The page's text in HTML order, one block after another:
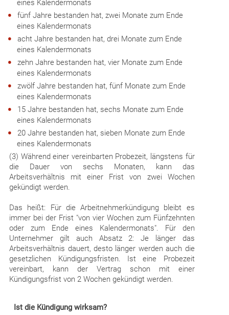
eines Kalendermonats
fünf Jahre bestanden hat, zwei Monate zum Ende
eines Kalendermonats
acht Jahre bestanden hat, drei Monate zum Ende
eines Kalendermonats
zehn Jahre bestanden hat, vier Monate zum Ende
eines Kalendermonats
zwölf Jahre bestanden hat, fünf Monate zum Ende
eines Kalendermonats
15 Jahre bestanden hat, sechs Monate zum Ende
eines Kalendermonats
20 Jahre bestanden hat, sieben Monate zum Ende
eines Kalendermonats
(3) Während einer vereinbarten Probezeit, längstens für
die Dauer von sechs Monaten, kann das
Arbeitsverhältnis mit einer Frist von zwei Wochen
gekündigt werden.
Das heißt: Für die Arbeitnehmerkündigung bleibt es
immer bei der Frist "von vier Wochen zum Fünfzehnten
oder zum Ende eines Kalendermonats". Für den
Unternehmer gilt auch Absatz 2: Je länger das
Arbeitsverhältnis dauert, desto länger werden auch die
gesetzlichen Kündigungsfristen. Ist eine Probezeit
vereinbart, kann der Vertrag schon mit einer
Kündigungsfrist von 2 Wochen gekündigt werden.
Ist die Kündigung wirksam?